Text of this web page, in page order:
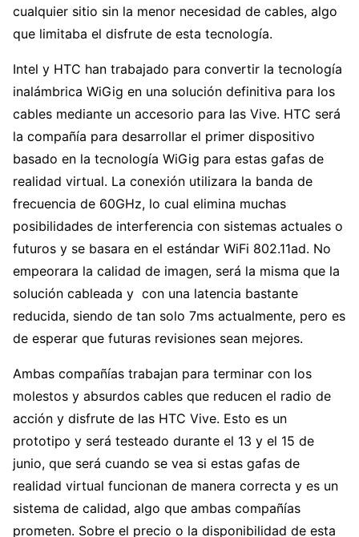
cualquier sitio sin la menor necesidad de cables, algo
que limitaba el disfrute de esta tecnología.
Intel y HTC han trabajado para convertir la tecnología
inalámbrica WiGig en una solución definitiva para los
cables mediante un accesorio para las Vive. HTC será
la compañía para desarrollar el primer dispositivo
basado en la tecnología WiGig para estas gafas de
realidad virtual. La conexión utilizara la banda de
frecuencia de 60GHz, lo cual elimina muchas
posibilidades de interferencia con sistemas actuales o
futuros y se basara en el estándar WiFi 802.11ad. No
empeorara la calidad de imagen, será la misma que la
solución cableada y con una latencia bastante
reducida, siendo de tan solo 7ms actualmente, pero es
de esperar que futuras revisiones sean mejores.
Ambas compañías trabajan para terminar con los
molestos y absurdos cables que reducen el radio de
acción y disfrute de las HTC Vive. Esto es un
prototipo y será testeado durante el 13 y el 15 de
junio, que será cuando se vea si estas gafas de
realidad virtual funcionan de manera correcta y es un
sistema de calidad, algo que ambas compañías
prometen. Sobre el precio o la disponibilidad de esta